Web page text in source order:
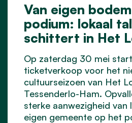
Van eigen
podium: lokaal
schittert in Het
Op zaterdag 30 mei
ticketverkoop voor het
cultuurseizoen van Het
Tessenderlo-Ham.
sterke aanwezigheid van
eigen gemeente op het